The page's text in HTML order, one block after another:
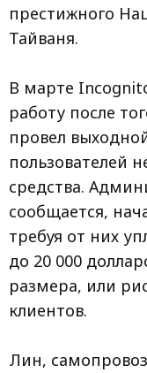
престижного
Тайваня.
В марте
работу после
провел
пользователей
средства.
сообщается,
требуя от них
до 20 000
размера, или
клиентов.
Лин,